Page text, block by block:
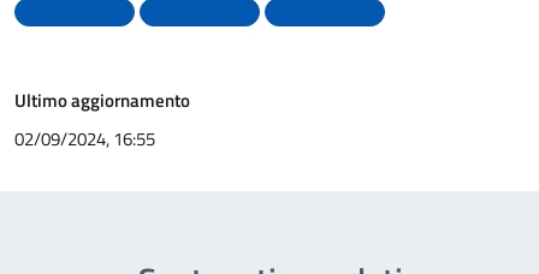
Ultimo aggiornamento
02/09/2024, 16:55